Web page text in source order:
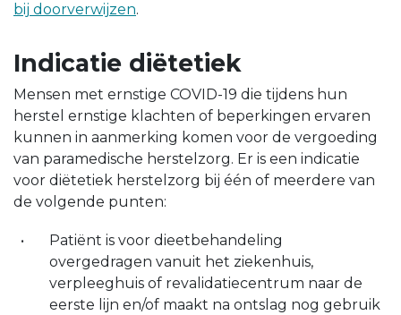
bij doorverwijzen.
Indicatie diëtetiek
Mensen met ernstige COVID-19 die tijdens hun
herstel ernstige klachten of beperkingen ervaren
kunnen in aanmerking komen voor de vergoeding
van paramedische herstelzorg. Er is een indicatie
voor diëtetiek herstelzorg bij één of meerdere van
de volgende punten:
Patiënt is voor dieetbehandeling
overgedragen vanuit het ziekenhuis,
verpleeghuis of revalidatiecentrum naar de
eerste lijn en/of maakt na ontslag nog gebruik